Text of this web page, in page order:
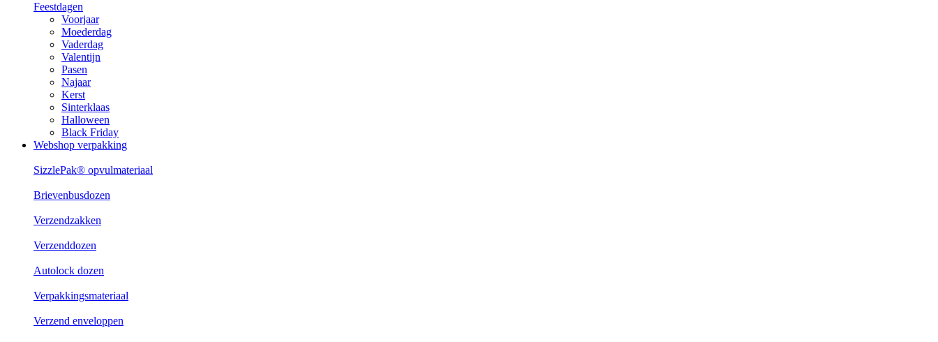
Feestdagen
Voorjaar
Moederdag
Vaderdag
Valentijn
Pasen
Najaar
Kerst
Sinterklaas
Halloween
Black Friday
Webshop verpakking
SizzlePak® opvulmateriaal
Brievenbusdozen
Verzendzakken
Verzenddozen
Autolock dozen
Verpakkingsmateriaal
Verzend enveloppen